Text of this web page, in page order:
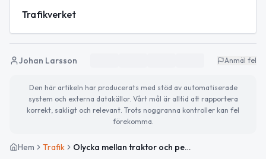
Trafikverket
Johan Larsson Anmäl fel
Den här artikeln har producerats med stöd av automatiserade
system och externa datakällor. Vårt mål är alltid att rapportera
korrekt, sakligt och relevant. Trots noggranna kontroller kan fel
förekomma.
Hem Trafik Olycka mellan traktor och personbil på väg 76 mellan Löten och Karlholmsbruk